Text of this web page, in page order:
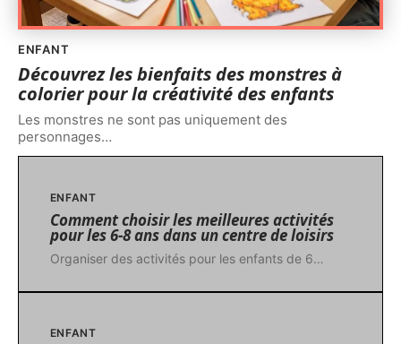
ENFANT
Découvrez les bienfaits des monstres à
colorier pour la créativité des enfants
Les monstres ne sont pas uniquement des
personnages…
ENFANT
Comment choisir les meilleures activités
pour les 6-8 ans dans un centre de loisirs
Organiser des activités pour les enfants de 6…
ENFANT